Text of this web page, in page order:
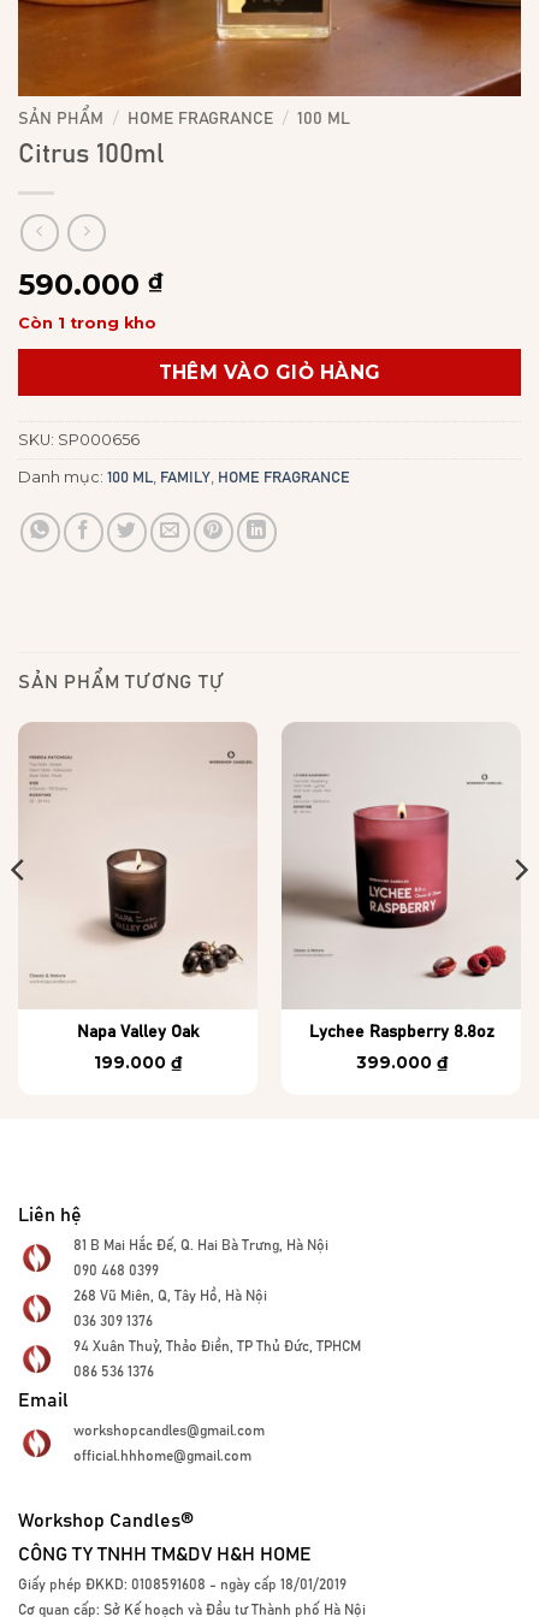
SẢN PHẨM / HOME FRAGRANCE / 100 ML
Citrus 100ml
590.000 ₫
Còn 1 trong kho
THÊM VÀO GIỎ HÀNG
SKU: SP000656
Danh mục: 100 ML, FAMILY, HOME FRAGRANCE
SẢN PHẨM TƯƠNG TỰ
Napa Valley Oak
199.000 ₫
Lychee Raspberry 8.8oz
399.000 ₫
Liên hệ
81 B Mai Hắc Đế, Q. Hai Bà Trưng, Hà Nội
090 468 0399
268 Vũ Miên, Q, Tây Hồ, Hà Nội
036 309 1376
94 Xuân Thuỷ, Thảo Điền, TP Thủ Đức, TPHCM
086 536 1376
Email
workshopcandles@gmail.com
official.hhhome@gmail.com
Workshop Candles®
CÔNG TY TNHH TM&DV H&H HOME
Giấy phép ĐKKD: 0108591608 - ngày cấp 18/01/2019
Cơ quan cấp: Sở Kế hoạch và Đầu tư Thành phố Hà Nội